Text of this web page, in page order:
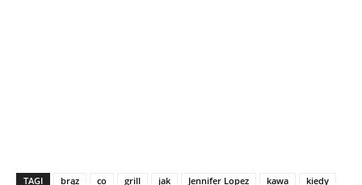
TAGI brąz co grill jak Jennifer Lopez kawa
kiedy